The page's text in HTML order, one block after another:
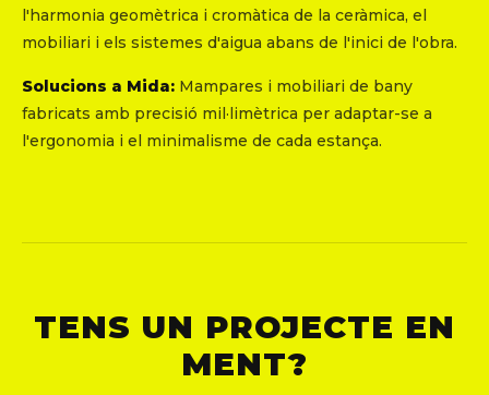
l'harmonia geomètrica i cromàtica de la ceràmica, el
mobiliari i els sistemes d'aigua abans de l'inici de l'obra.
Solucions a Mida: Mampares i mobiliari de bany
fabricats amb precisió mil·limètrica per adaptar-se a
l'ergonomia i el minimalisme de cada estança.
TENS UN PROJECTE EN
MENT?